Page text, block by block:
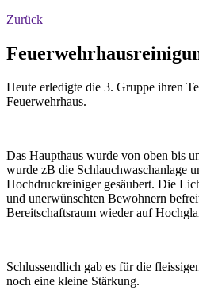
Zurück
Heute erledigte die 3. Gruppe ihren
Feuerwehrhaus.
Das Haupthaus wurde von oben bis
wurde zB die Schlauchwaschanlage
Hochdruckreiniger gesäubert. Die
und unerwünschten Bewohnern
Bereitschaftsraum wieder auf
Schlussendlich gab es für die
noch eine kleine Stärkung.